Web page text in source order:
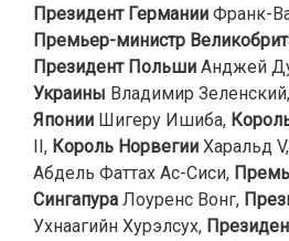
Президент Германии Франк-
Премьер-министр
Президент Польши Анджей
Украины Владимир Зеленский,
Японии Шигеру Ишиба,
II, Король Норвегии Харальд V,
Абдель Фаттах Ас-Сиси,
Сингапура Лоуренс Вонг,
Ухнаагийн Хурэлсух,